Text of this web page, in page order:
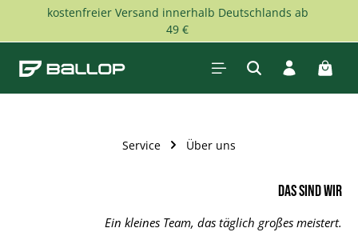
Zum Hauptinhalt springen
kostenfreier Versand innerhalb Deutschlands ab
49 €
Service Über uns
Das sind wir
Ein kleines Team, das täglich großes meistert.